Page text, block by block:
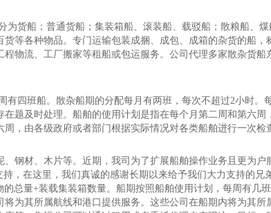
为货船；普通货船；集装箱船、滚装船、载驳船；散粮船、
等各种物品。专门运输包装成捆、成包、成箱的杂货的船
物流、工厂搬家等租船或包运服务。公司代理多家散杂货
有四班船。散杂船期的分配每月有两班，每次不超过2小时
题及时处理。船舶的使用计划是指在每个月第二周和第六
，由各级政府或者部门根据实际情况对各类船舶进行一次检
钢材、木片等。近期，我司为了扩展船舶操作业务且更为
，在这里，我们真诚的感谢长期以来给予我们大力支持的
总量+装载集装箱数量。船期按照船舶使用计划，每周有
为其所属航线和港口提供服务。这些公司在船期内将为其